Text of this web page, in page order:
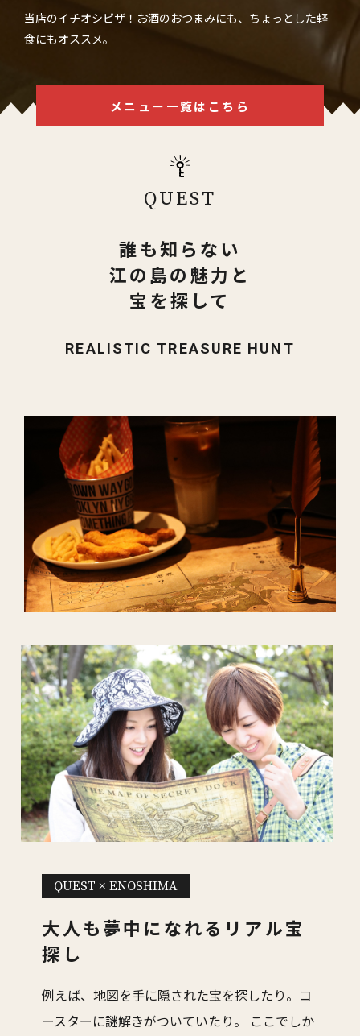
当店のイチオシピザ！お酒のおつまみにも、ちょっとした軽
食にもオススメ。
メニュー一覧はこちら
QUEST
誰も知らない
江の島の魅力と
宝を探して
REALISTIC TREASURE HUNT
QUEST × ENOSHIMA
大人も夢中になれるリアル宝
探し
例えば、地図を手に隠された宝を探したり。コ
ースターに謎解きがついていたり。
ここでしか